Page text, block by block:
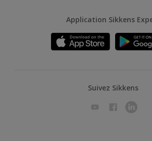
Application Sikkens
Suivez Sikkens